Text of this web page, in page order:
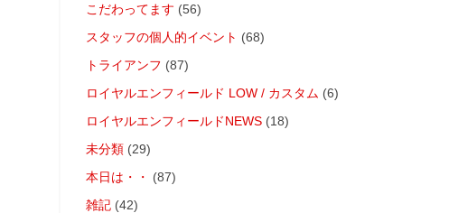
こだわってます (56)
スタッフの個人的イベント (68)
トライアンフ (87)
ロイヤルエンフィールド LOW / カスタム (6)
ロイヤルエンフィールドNEWS (18)
未分類 (29)
本日は・・
(87)
雑記 (42)